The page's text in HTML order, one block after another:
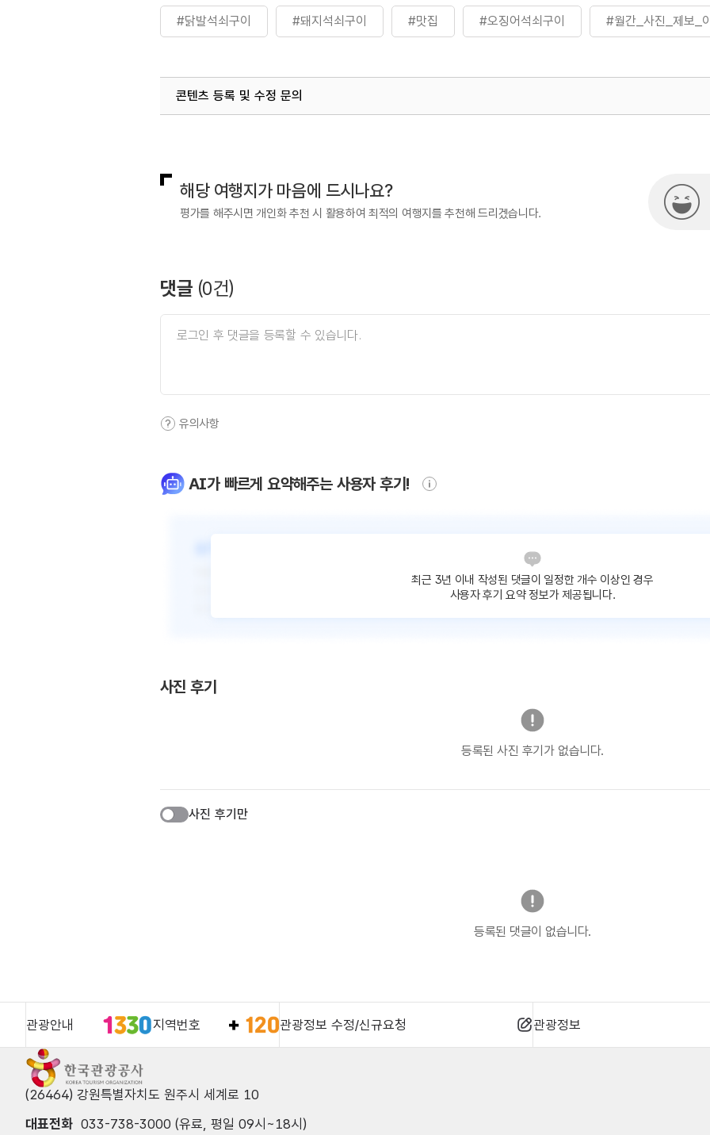
#닭발석쇠구이 #돼지석쇠구이 #맛집 #오징어석쇠구이 #월간_사진_제보_
콘텐츠 등록 및 수정 문의
해당 여행지가 마음에 드시나요?
평가를 해주시면 개인화 추천 시 활용하여 최적의 여행지를 추천해 드리겠습니다.
댓글 (0건)
유의사항
AI가 빠르게 요약해주는 사용자 후기!
최근 3년 이내 작성된 댓글이 일정한 개수 이상인 경우
사용자 후기 요약 정보가 제공됩니다.
사진 후기
등록된 사진 후기가 없습니다.
사진 후기만
등록된 댓글이 없습니다.
관광안내 지역번호 관광정보 수정/신규요청 관광정보
(26464) 강원특별자치도 원주시 세계로 10
대표전화 033-738-3000 (유료, 평일 09시~18시)